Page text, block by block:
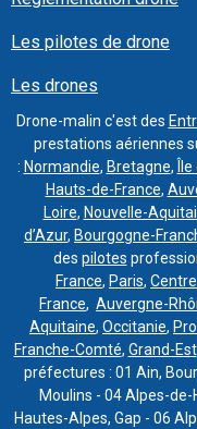
Les pilotes de drone
Les drones
Drone-malin c'est des
prestations aériennes
: Normandie, Bretagne,
Hauts-de-France,
Loire, Nouvelle-
d’Azur, Bourgogne-
des pilotes
France, Paris,
France, Auvergne-
Aquitaine, Occitanie,
Franche-Comté, Grand-Est
préfectures : 01 Ain,
Moulins - 04 Alpes-
Hautes-Alpes, Gap - 06